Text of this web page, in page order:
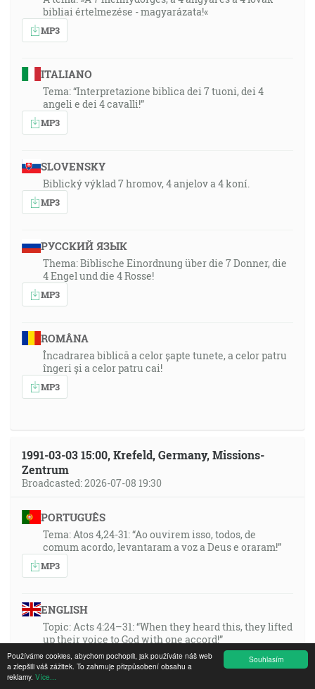
Souhlasím
Používáme cookies, abychom pochopili, jak používáte náš web
a zlepšili váš zážitek. To zahrnuje přizpůsobení obsahu a
reklamy. Více...
bibliai értelmezése - magyarázata!«
MP3
ITALIANO
Tema: “Interpretazione biblica dei 7 tuoni, dei 4
angeli e dei 4 cavalli!”
MP3
SLOVENSKY
Biblický výklad 7 hromov, 4 anjelov a 4 koní.
MP3
РУССКИЙ ЯЗЫК
Thema: Biblische Einordnung über die 7 Donner, die
4 Engel und die 4 Rosse!
MP3
ROMÂNA
Încadrarea biblică a celor șapte tunete, a celor patru
îngeri și a celor patru cai!
MP3
1991-03-03 15:00, Krefeld, Germany, Missions-
Zentrum
Broadcasted: 2026-07-08 19:30
PORTUGUÊS
Tema: Atos 4,24-31: “Ao ouvirem isso, todos, de
comum acordo, levantaram a voz a Deus e oraram!”
MP3
ENGLISH
Topic: Acts 4:24–31: “When they heard this, they lifted
up their voice to God with one accord!”
MP3